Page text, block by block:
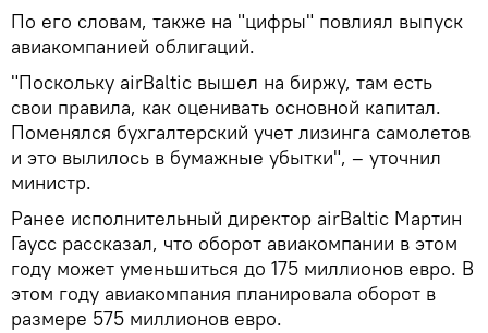
По его словам, также на "цифры" повлиял выпуск
авиакомпанией облигаций.
"Поскольку airBaltic вышел на биржу, там есть
свои правила, как оценивать основной капитал.
Поменялся бухгалтерский учет лизинга самолетов
и это вылилось в бумажные убытки", – уточнил
министр.
Ранее исполнительный директор airBaltic Мартин
Гаусс рассказал, что оборот авиакомпании в этом
году может уменьшиться до 175 миллионов евро. В
этом году авиакомпания планировала оборот в
размере 575 миллионов евро.